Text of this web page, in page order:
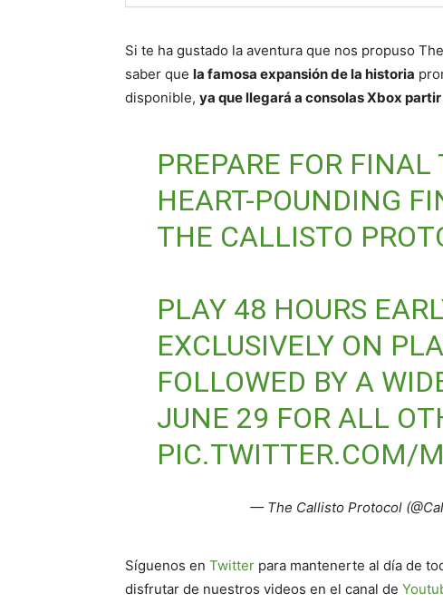
Si te ha gustado la aventura que nos propuso
saber que la famosa expansión de la historia
disponible, ya que llegará a consolas Xbox
PREPARE FOR
HEART-POUNDING
THE CALLISTO
PLAY 48 HOURS
EXCLUSIVELY ON
FOLLOWED BY A
JUNE 29 FOR ALL
PIC.TWITTER.COM/
— The Callisto Protocol
Síguenos en Twitter para mantenerte al día de
disfrutar de nuestros videos en el canal de